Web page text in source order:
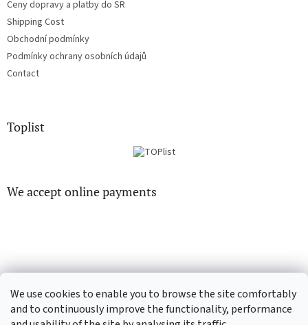
We use cookies to enable you to browse the site comfortably
and to continuously improve the functionality, performance
Ceny dopravy a platby do SR
Shipping Cost
Obchodní podmínky
Podmínky ochrany osobních údajů
Contact
Toplist
We accept online payments